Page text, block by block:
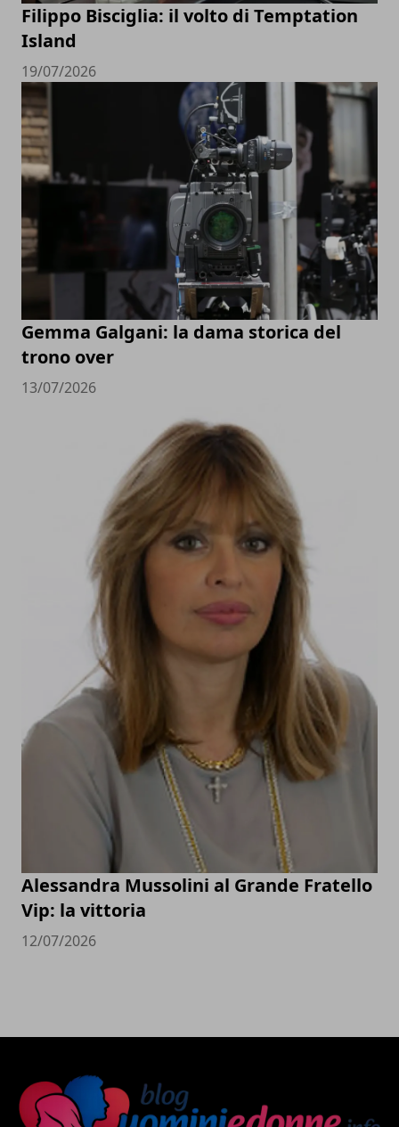
Filippo Bisciglia: il volto di Temptation
Island
19/07/2026
Gemma Galgani: la dama storica del
trono over
13/07/2026
Alessandra Mussolini al Grande Fratello
Vip: la vittoria
12/07/2026